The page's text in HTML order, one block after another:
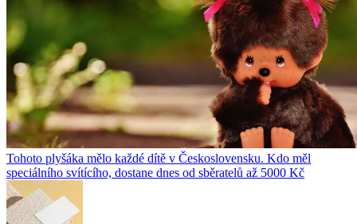
Tohoto plyšáka mělo každé dítě v Československu. Kdo měl
speciálního svítícího, dostane dnes od sběratelů až 5000 Kč